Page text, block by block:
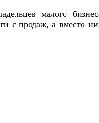
малого
продаж, а вместо